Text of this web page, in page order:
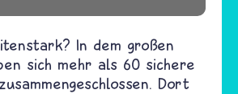
In dem großen
sich mehr als 60 sichere
Dort